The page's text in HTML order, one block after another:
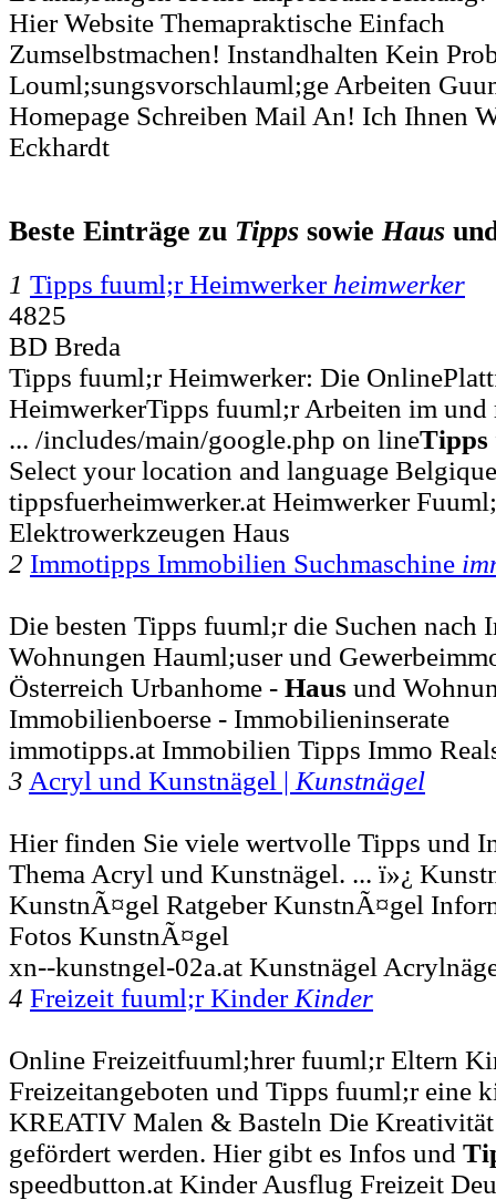
Hier Website Themapraktische Einfach
Zumselbstmachen! Instandhalten Kein
Louml;sungsvorschlauml;ge Arbeiten
Homepage Schreiben Mail An! Ich Ihnen
Eckhardt
Beste Einträge zu Tipps sowieHaus
1 Tipps fuuml;r Heimwerker heimwerker
4825
BD Breda
Tipps fuuml;r Heimwerker: Die
HeimwerkerTipps fuuml;r Arbeiten im und
... /includes/main/google.php on lineTipps
Select your location and language Belgique
tippsfuerheimwerker.at Heimwerker
Elektrowerkzeugen Haus
2 Immotipps Immobilien Suchmaschine
Die besten Tipps fuuml;r die Suchen nach
Wohnungen Hauml;user und
Österreich Urbanhome - Haus und
Immobilienboerse - Immobilieninserate
immotipps.at Immobilien Tipps Immo
3 Acryl und Kunstnägel | Kunstnägel
Hier finden Sie viele wertvolle Tipps und
Thema Acryl und Kunstnägel. ... ï»¿
KunstnÃ¤gel Ratgeber KunstnÃ¤gel
Fotos KunstnÃ¤gel
xn--kunstngel-02a.at Kunstnägel
4 Freizeit fuuml;r Kinder Kinder
Online Freizeitfuuml;hrer fuuml;r Eltern
Freizeitangeboten und Tipps fuuml;r eine
KREATIV Malen & Basteln Die
gefördert werden. Hier gibt es Infos und
speedbutton.at Kinder Ausflug Freizeit